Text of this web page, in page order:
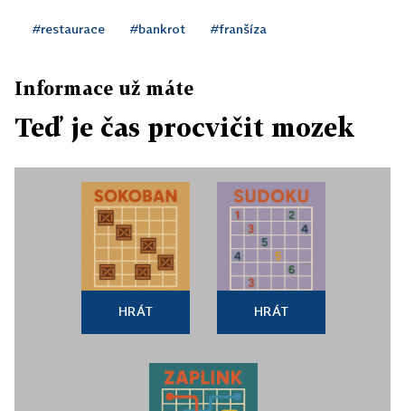
#restaurace #bankrot #franšíza
Informace už máte
Teď je čas procvičit mozek
HRÁT HRÁT